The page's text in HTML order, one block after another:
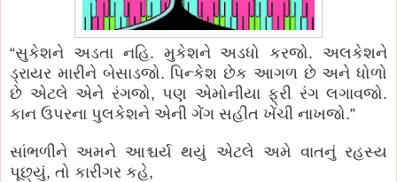
“સુકેશને અડતા નહિ. મુકેશને અડધો કરજો. અલકેશને
ડ્રાયર મારીને બેસાડજો. પિન્કેશ છેક આગળ છે અને ધોળો
છે એટલે એને રંગજો, પણ એમોનીયા ફ્રી રંગ લગાવજો.
કાન ઉપરના પુલકેશને એની ગેંગ સહીત ખેંચી નાખજો.”
સાંભળીને અમને આશ્ચર્ય થયું એટલે અમે વાતનું રહસ્ય
પૂછ્યું, તો કારીગર કહે,